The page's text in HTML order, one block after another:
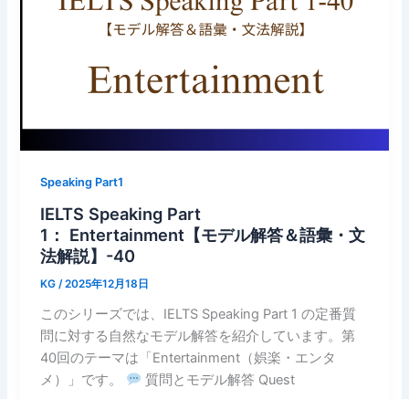
Speaking Part1
IELTS Speaking Part
1： Entertainment【モデル解答＆語彙・文
法解説】-40
KG/2025年12月18日
このシリーズでは、IELTS Speaking Part 1 の定番質
問に対する自然なモデル解答を紹介しています。第
40回のテーマは「Entertainment（娯楽・エンタ
メ）」です。
質問とモデル解答 Quest